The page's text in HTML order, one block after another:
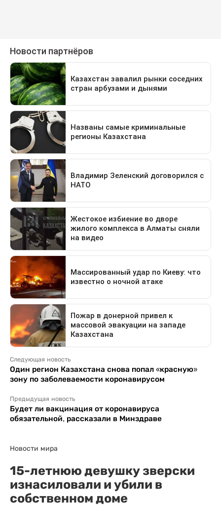
Следующая новость
Один регион Казахстана снова попал «красную»
зону по заболеваемости коронавирусом
Предыдущая новость
Будет ли вакцинация от коронавируса
обязательной, рассказали в Минздраве
Новости мира
15-летнюю девушку зверски
изнасиловали и убили в
собственном доме